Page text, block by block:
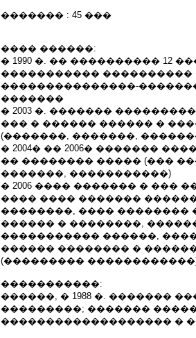
������� : 45 ���
���� ������:
� 1990 �. �� ���������� 12
�����������
���������������-
�������
� 2003 �. �������
��� � ������ ������ �
(�������, �������,
� 2004� �� 2006� �������
�� �������� ����� (���
�������, �����������)
� 2006 ���� ������� � ���
���� ���� �������
��������, ���� ��������
������ � ��������,
����������� ������,
������ �������� �
(��������� ������������)
�����������:
������, � 1988 �. �������
���������; ������� �����
������������������� �